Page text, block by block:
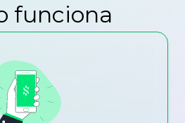
funciona